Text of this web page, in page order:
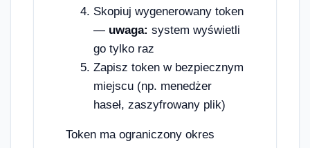
Skopiuj wygenerowany token
— uwaga: system wyświetli
go tylko raz
Zapisz token w bezpiecznym
miejscu (np. menedżer
haseł, zaszyfrowany plik)
Token ma ograniczony okres